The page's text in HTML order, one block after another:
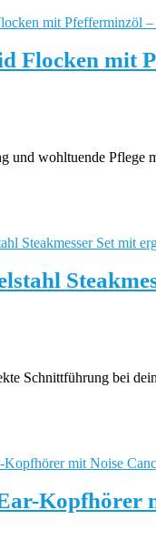
Flocken mit
und wohltuende Pflege
Schnittführung bei
Kopfhörer